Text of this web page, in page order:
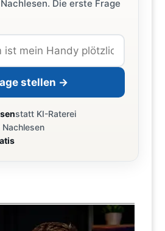
Die erste Frage
stellen →
statt KI-Raterei
Nachlesen